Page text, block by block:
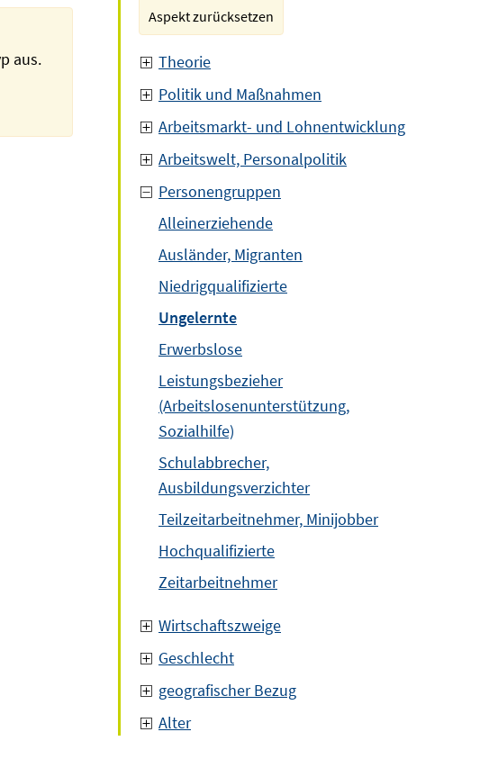
aus.
Aspekt zurücksetzen
Theorie
Politik und Maßnahmen
Arbeitsmarkt- und Lohnentwicklung
Arbeitswelt, Personalpolitik
Personengruppen
Alleinerziehende
Ausländer, Migranten
Niedrigqualifizierte
Ungelernte
Erwerbslose
Leistungsbezieher
(Arbeitslosenunterstützung,
Sozialhilfe)
Schulabbrecher,
Ausbildungsverzichter
Teilzeitarbeitnehmer, Minijobber
Hochqualifizierte
Zeitarbeitnehmer
Wirtschaftszweige
Geschlecht
geografischer Bezug
Alter